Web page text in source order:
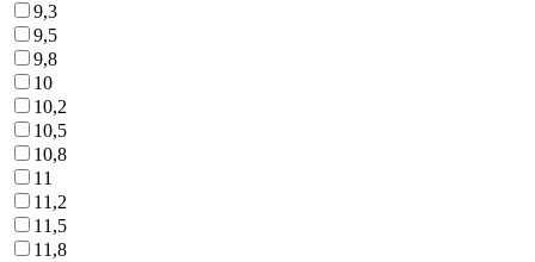
9,3
9,5
9,8
10
10,2
10,5
10,8
11
11,2
11,5
11,8